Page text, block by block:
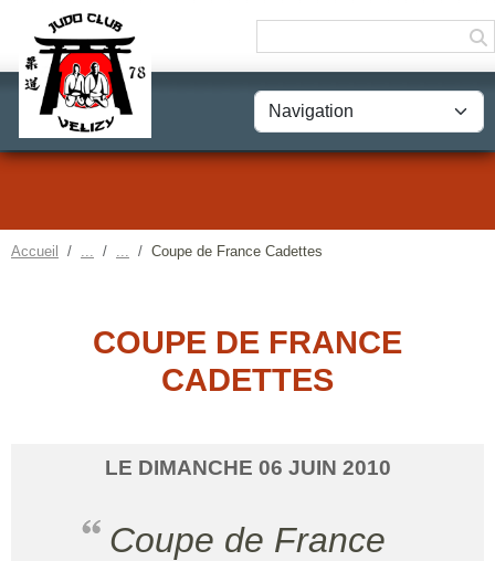
Accueil Coupe de France Cadettes
COUPE DE FRANCE
CADETTES
LE DIMANCHE 06 JUIN 2010
Coupe de France
Panneau de gestion des cookies